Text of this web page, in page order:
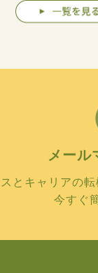
メール
とキャリアの
今すぐ